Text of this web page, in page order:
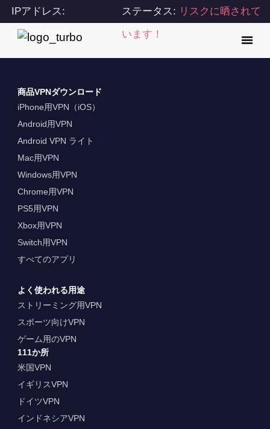
IPアドレス:
216.73.216.39
ステータス: リスクに晒されて
います！
商品VPNダウンロード
iPhone用VPN（iOS）
Android用VPN
Android VPN ライト
Mac用VPN
Windows用VPN
Chrome用VPN
PS5用VPN
Xbox用VPN
Switch用VPN
すべてのアプリ
よく使われる用途
ストリーミング用VPN
スポーツ向けVPN
ゲーム用のVPN
111か所
米国VPN
イギリスVPN
ドイツVPN
インドネシアVPN